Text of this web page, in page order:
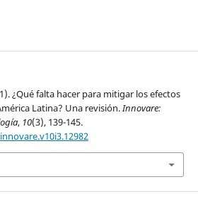
¿Qué falta hacer para mitigar los efectos
Latina? Una revisión.Innovare:
, 10(3), 139-145.